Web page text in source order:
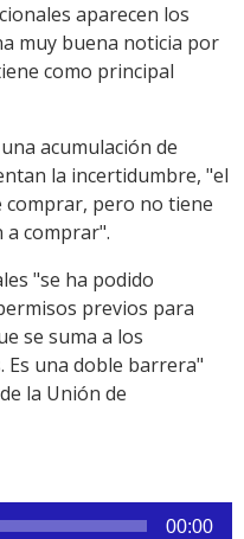
aparecen los
muy buena noticia por
como principal
acumulación de
la incertidumbre, "el
pero no tiene
a comprar".
"se ha podido
previos para
se suma a los
Es una doble barrera"
la Unión de
00:00